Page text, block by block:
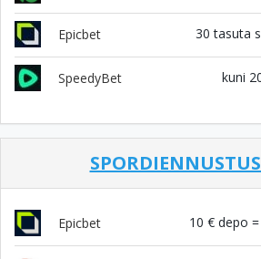
Epicbet 30 tasuta
SpeedyBet kuni
Epicbet 10 € depo